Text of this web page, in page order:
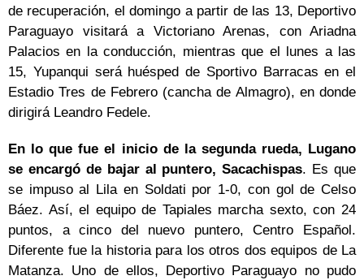
de recuperación, el domingo a partir de las 13, Deportivo
Paraguayo visitará a Victoriano Arenas, con Ariadna
Palacios en la conducción, mientras que el lunes a las
15, Yupanqui será huésped de Sportivo Barracas en el
Estadio Tres de Febrero (cancha de Almagro), en donde
dirigirá Leandro Fedele.
En lo que fue el inicio de la segunda rueda, Lugano
se encargó de bajar al puntero, Sacachispas. Es que
se impuso al Lila en Soldati por 1-0, con gol de Celso
Báez. Así, el equipo de Tapiales marcha sexto, con 24
puntos, a cinco del nuevo puntero, Centro Español.
Diferente fue la historia para los otros dos equipos de La
Matanza. Uno de ellos, Deportivo Paraguayo no pudo